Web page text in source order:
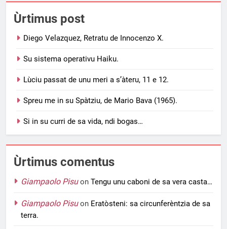
Ùrtimus post
Diego Velazquez, Retratu de Innocenzo X.
Su sistema operativu Haiku.
Lùciu passat de unu meri a s’àteru, 11 e 12.
Spreu me in su Spàtziu, de Mario Bava (1965).
Si in su curri de sa vida, ndi bogas…
Ùrtimus comentus
Giampaolo Pisuon Tengu unu caboni de sa vera casta…
Giampaolo Pisuon Eratòsteni: sa circunferèntzia de sa
terra.